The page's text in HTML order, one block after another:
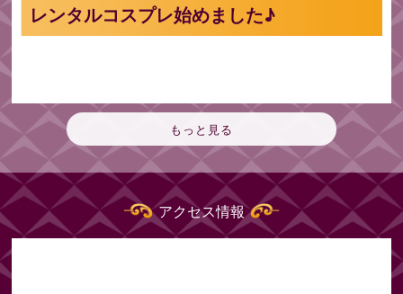
レンタルコスプレ始めました♪
もっと見る
アクセス情報